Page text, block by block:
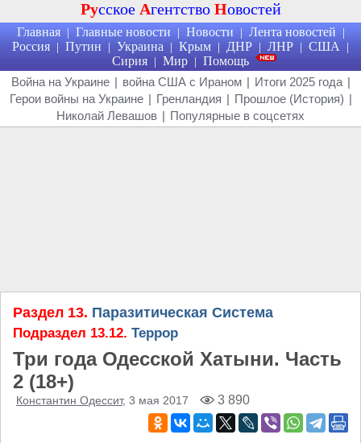
Русское Агентство Новостей
Главная | Главные новости | Новости | Лента новостей |
Россия | Путин | Украина | Крым | ДНР | ЛНР | США |
Сирия | Мир | Помощь
Война на Украине | война США с Ираном | Итоги 2025 года |
Герои войны на Украине | Гренландия | Прошлое (История) |
Николай Левашов | Популярные в соцсетях
Раздел 13. Паразитическая Система
Подраздел 13.12. Террор
Три года Одесской Хатыни. Часть
2 (18+)
Константин Одессит, 3 мая 2017 3 890